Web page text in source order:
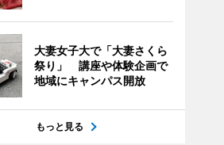
大妻女子大で「大妻さくら
祭り」 講座や体験企画で
地域にキャンパス開放
もっと見る